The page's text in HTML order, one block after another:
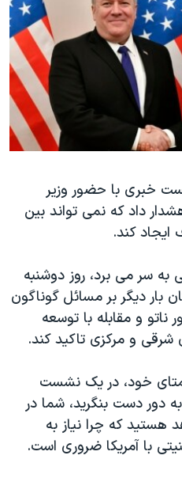
ایران
صلح
خبری با حضور وزیر
داد که نمی تواند بین
کند.
به سر می برد، روز دوشنبه
بار دیگر بر مسائل گوناگون
ناتو و مقابله با توسعه
شرقی و مرکزی تاکید کند.
همتای خود، در یک نشست
دور دست بنگرید، شما در
هستید که چرا نیاز به
با آمریکا ضروری است.